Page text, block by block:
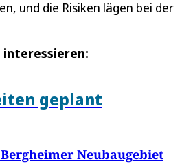
und die Risiken lägen bei der
interessieren:
geplant
Neubaugebiet